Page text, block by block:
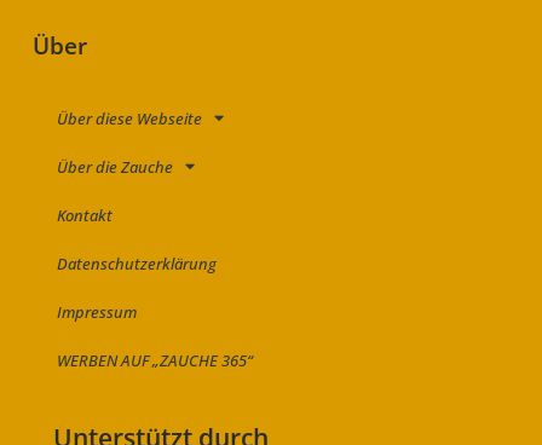
Über
Über diese Webseite
Über die Zauche
Kontakt
Datenschutzerklärung
Impressum
WERBEN AUF „ZAUCHE 365“
Unterstützt durch